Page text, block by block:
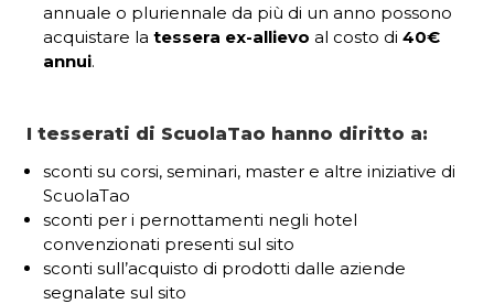
annuale o pluriennale da più di un anno possono
acquistare la tessera ex-allievo al costo di 40€
annui.
I tesserati di ScuolaTao hanno diritto a:
sconti su corsi, seminari, master e altre iniziative di
ScuolaTao
sconti per i pernottamenti negli hotel
convenzionati presenti sul sito
sconti sull’acquisto di prodotti dalle aziende
segnalate sul sito